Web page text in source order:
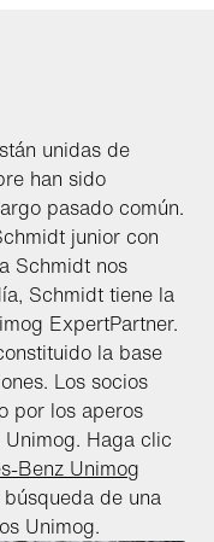
unidas de
han sido
pasado común.
junior con
Schmidt nos
Schmidt tiene la
ExpertPartner.
la base
Los socios
por los aperos
Haga clic
Benz Unimog
de una
Unimog.